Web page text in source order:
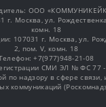
OOO
г. Москва, ул.
комн. 18
107031 г. Москва, ул.
2, пом. V, комн. 18
+7(977)948-21-08
СМИ ЭЛ № ФС 77
по надзору в сфере
коммуникаций